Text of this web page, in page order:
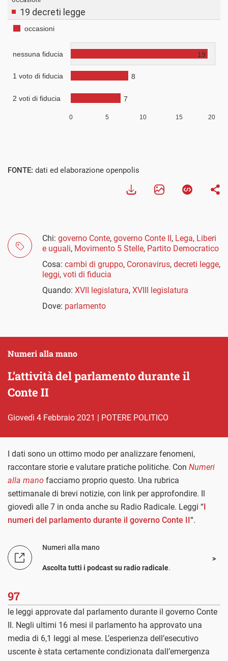
FONTE: dati ed elaborazione openpolis
Chi: governo Conte, governo Conte II, Lega, Liberi
e uguali, Movimento 5 Stelle, Partito Democratico
Cosa: cambi di gruppo, Coronavirus, decreti legge,
leggi, voti di fiducia
Quando: XVII legislatura, XVIII legislatura
Dove: parlamento
L’attività del parlamento durante il
Conte II
Numeri alla mano
giovedì 4 Febbraio 2021 | POTERE POLITICO
I dati sono un ottimo modo per analizzare fenomeni,
raccontare storie e valutare pratiche politiche. Con Numeri
alla mano facciamo proprio questo. Una rubrica
settimanale di brevi notizie, con link per approfondire. Il
giovedì alle 7 in onda anche su Radio Radicale. Leggi “I
numeri del parlamento durante il governo Conte II“.
Numeri alla mano
Ascolta tutti i podcast su radio radicale.
97
le leggi approvate dal parlamento durante il governo Conte
II. Negli ultimi 16 mesi il parlamento ha approvato una
media di 6,1 leggi al mese. L’esperienza dell’esecutivo
uscente è stata certamente condizionata dall’emergenza